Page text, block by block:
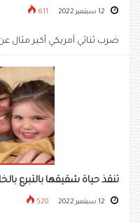
611
ضرب ثنائي أمريكي أكبر مثال
تنقذ حياة شقيقها بالتبرع
520